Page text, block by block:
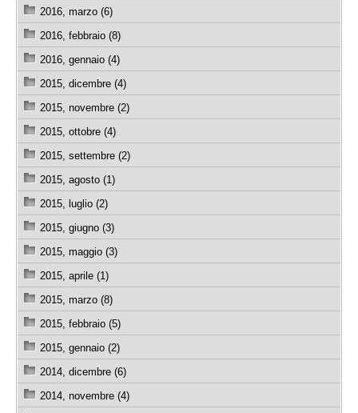
2016, marzo (6)
2016, febbraio (8)
2016, gennaio (4)
2015, dicembre (4)
2015, novembre (2)
2015, ottobre (4)
2015, settembre (2)
2015, agosto (1)
2015, luglio (2)
2015, giugno (3)
2015, maggio (3)
2015, aprile (1)
2015, marzo (8)
2015, febbraio (5)
2015, gennaio (2)
2014, dicembre (6)
2014, novembre (4)